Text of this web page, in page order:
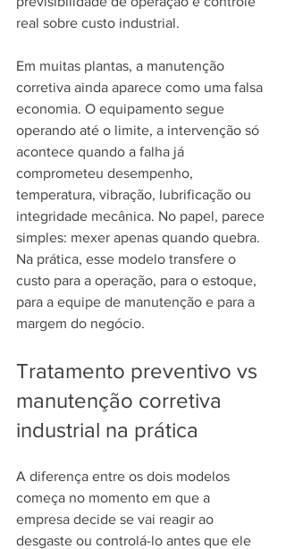
real sobre custo industrial.
Em muitas plantas, a manutenção
corretiva ainda aparece como uma falsa
economia. O equipamento segue
operando até o limite, a intervenção só
acontece quando a falha já
comprometeu desempenho,
temperatura, vibração, lubrificação ou
integridade mecânica. No papel, parece
simples: mexer apenas quando quebra.
Na prática, esse modelo transfere o
custo para a operação, para o estoque,
para a equipe de manutenção e para a
margem do negócio.
Tratamento preventivo vs
manutenção corretiva
industrial na prática
A diferença entre os dois modelos
começa no momento em que a
empresa decide se vai reagir ao
desgaste ou controlá-lo antes que ele